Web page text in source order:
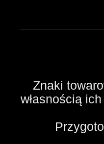
Znaki
własnością